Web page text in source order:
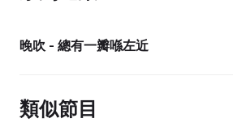
晚吹 - 總有一瓣喺左近
類似節目